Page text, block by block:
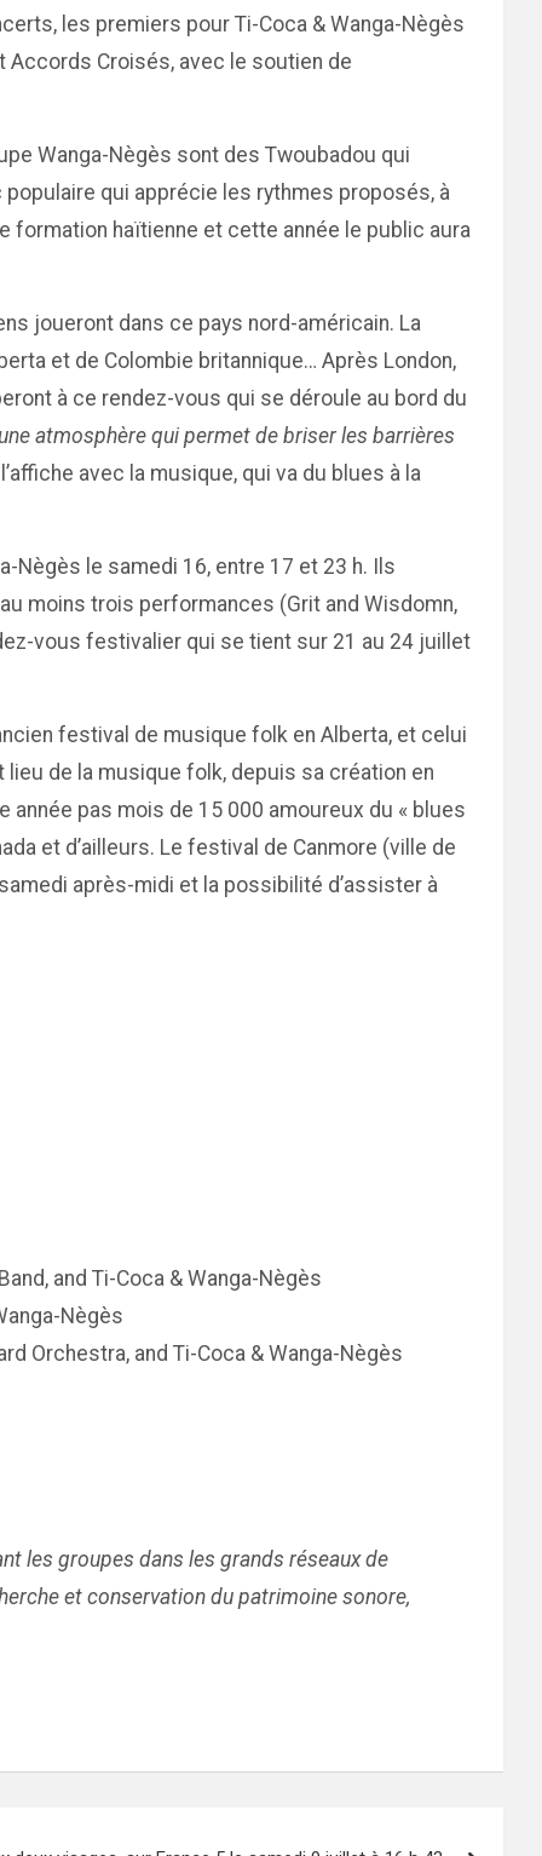
les premiers pour Ti-Coca & Wanga-Nègès
Accords Croisés, avec le soutien de
Wanga-Nègès sont des Twoubadou qui
qui apprécie les rythmes proposés, à
formation haïtienne et cette année le public aura
joueront dans ce pays nord-américain. La
et de Colombie britannique… Après London,
à ce rendez-vous qui se déroule au bord du
atmosphère qui permet de briser les barrières
avec la musique, qui va du blues à la
Nègès le samedi 16, entre 17 et 23 h. Ils
moins trois performances (Grit and Wisdomn,
vous festivalier qui se tient sur 21 au 24 juillet
festival de musique folk en Alberta, et celui
lieu de la musique folk, depuis sa création en
année pas mois de 15 000 amoureux du « blues
et d’ailleurs. Le festival de Canmore (ville de
après-midi et la possibilité d’assister à
and Ti-Coca & Wanga-Nègès
Nègès
Orchestra, and Ti-Coca & Wanga-Nègès
les groupes dans les grands réseaux de
et conservation du patrimoine sonore,